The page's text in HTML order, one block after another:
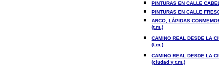
PINTURAS EN CALLE
PINTURAS EN CALLE
ARCO, LÁPIDAS
(t.m.)
CAMINO REAL DESDE LA
(t.m.)
CAMINO REAL DESDE LA
(ciudad y t.m.)